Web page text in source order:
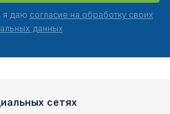
я даю согласие на обработку своих
данных
сетях